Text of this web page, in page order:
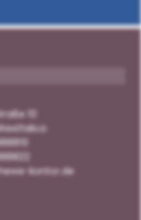
10
kontor.de